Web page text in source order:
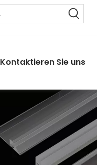
Kontaktieren Sie uns